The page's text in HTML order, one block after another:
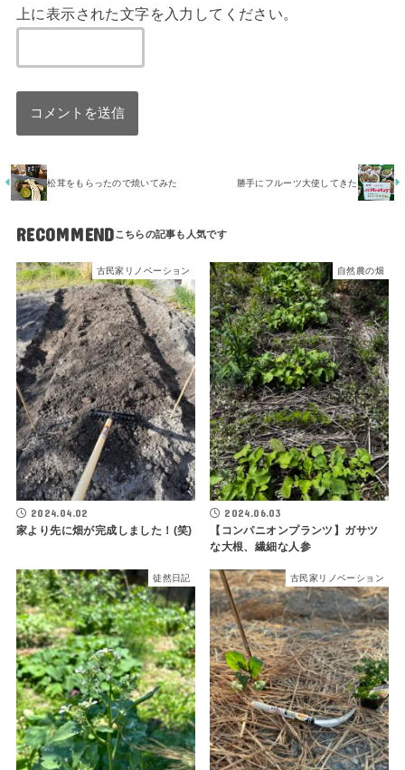
上に表示された文字を入力してください。
松茸をもらったので焼いてみた 勝手にフルーツ大使してきた
RECOMMEND
古民家リノベーション
2024.04.02
家より先に畑が完成しました！(笑)
自然農の畑
2024.06.03
【コンパニオンプランツ】ガサツ
な大根、繊細な人参
徒然日記 古民家リノベーション